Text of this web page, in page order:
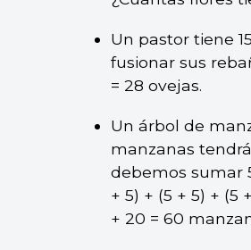
Un pastor tiene
fusionar sus
= 28 ovejas.
Un árbol de
manzanas
debemos sumar
+ 5) + (5 + 5) + (5
+ 20 = 60